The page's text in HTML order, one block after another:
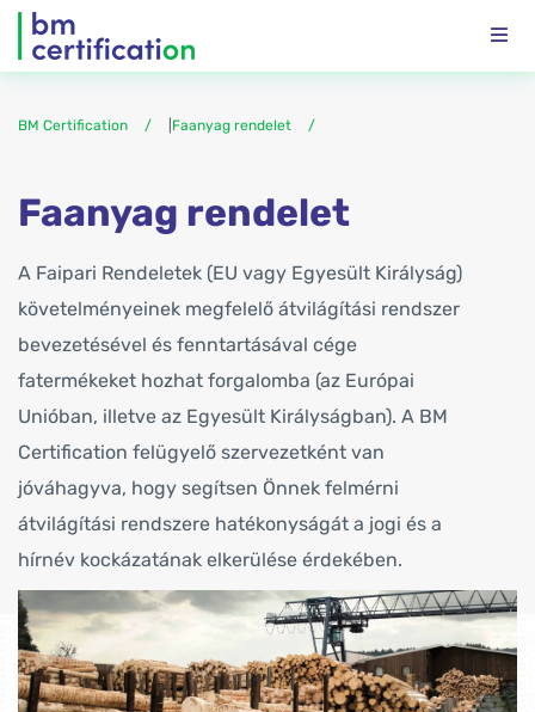
BM Certification Faanyag rendelet
Faanyag rendelet
A Faipari Rendeletek (EU vagy Egyesült Királyság)
követelményeinek megfelelő átvilágítási rendszer
bevezetésével és fenntartásával cége
fatermékeket hozhat forgalomba (az Európai
Unióban, illetve az Egyesült Királyságban). A BM
Certification felügyelő szervezetként van
jóváhagyva, hogy segítsen Önnek felmérni
átvilágítási rendszere hatékonyságát a jogi és a
hírnév kockázatának elkerülése érdekében.